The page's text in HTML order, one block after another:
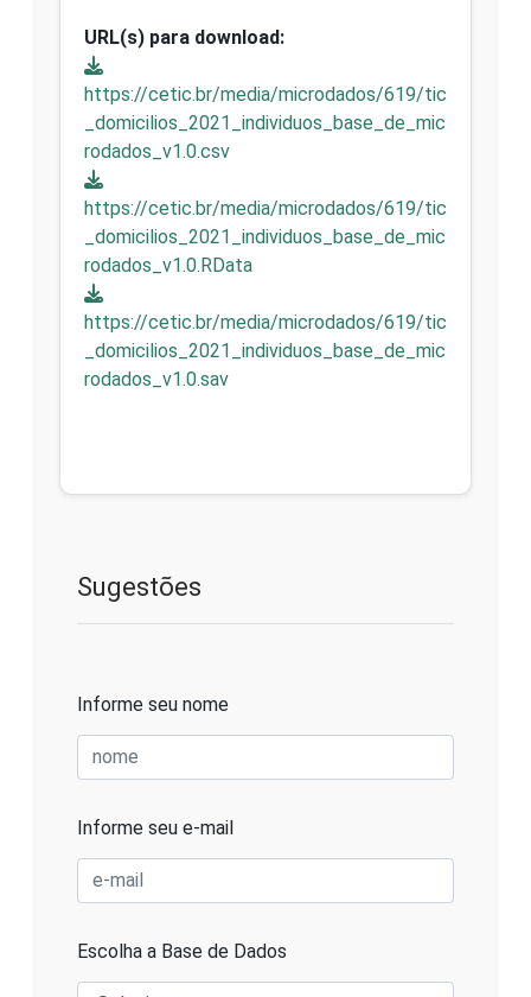
URL(s) para download:
https://cetic.br/media/microdados/619/tic
_domicilios_2021_individuos_base_de_mic
rodados_v1.0.csv
https://cetic.br/media/microdados/619/tic
_domicilios_2021_individuos_base_de_mic
rodados_v1.0.RData
https://cetic.br/media/microdados/619/tic
_domicilios_2021_individuos_base_de_mic
rodados_v1.0.sav
Sugestões
Informe seu nome
Informe seu e-mail
Escolha a Base de Dados